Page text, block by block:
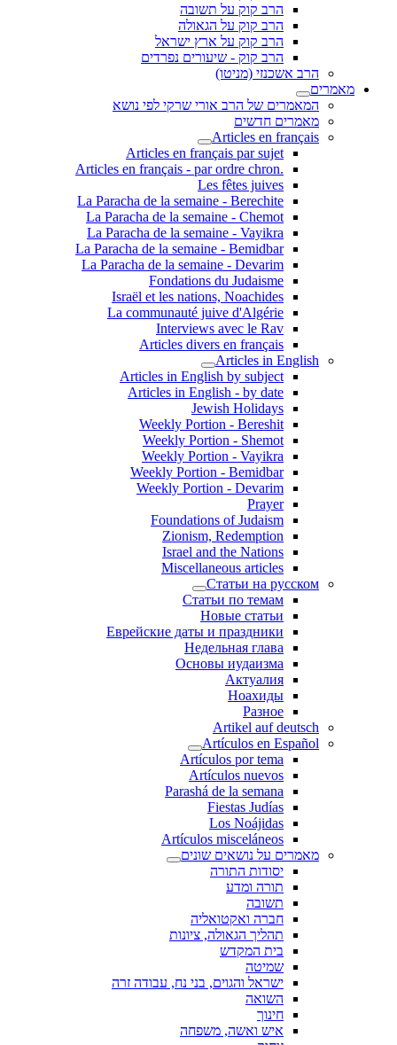
הרב קוק על תשובה
הרב קוק על הגאולה
הרב קוק על ארץ ישראל
הרב קוק - שיעורים נפרדים
הרב אשכנזי (מניטו)
מאמרים
המאמרים של הרב אורי שרקי לפי נושא
מאמרים חדשים
Articles en français
Articles en français par sujet
.Articles en français - par ordre chron
Les fêtes juives
La Paracha de la semaine - Berechite
La Paracha de la semaine - Chemot
La Paracha de la semaine - Vayikra
La Paracha de la semaine - Bemidbar
La Paracha de la semaine - Devarim
Fondations du Judaisme
Israël et les nations, Noachides
La communauté juive d'Algérie
Interviews avec le Rav
Articles divers en français
Articles in English
Articles in English by subject
Articles in English - by date
Jewish Holidays
Weekly Portion - Bereshit
Weekly Portion - Shemot
Weekly Portion - Vayikra
Weekly Portion - Bemidbar
Weekly Portion - Devarim
Prayer
Foundations of Judaism
Zionism, Redemption
Israel and the Nations
Miscellaneous articles
Статьи на русском
Статьи по темам
Новые статьи
Еврейские даты и праздники
Недельная глава
Основы иудаизма
Актуалия
Ноахиды
Разное
Artikel auf deutsch
Artículos en Español
Artículos por tema
Artículos nuevos
Parashá de la semana
Fiestas Judías
Los Noájidas
Artículos misceláneos
מאמרים על נושאים שונים
יסודות התורה
תורה ומדע
תשובה
חברה ואקטואליה
תהליך הגאולה, ציונות
בית המקדש
שמיטה
ישראל והגוים, בני נח, עבודה זרה
השואה
חינוך
איש ואשה, משפחה